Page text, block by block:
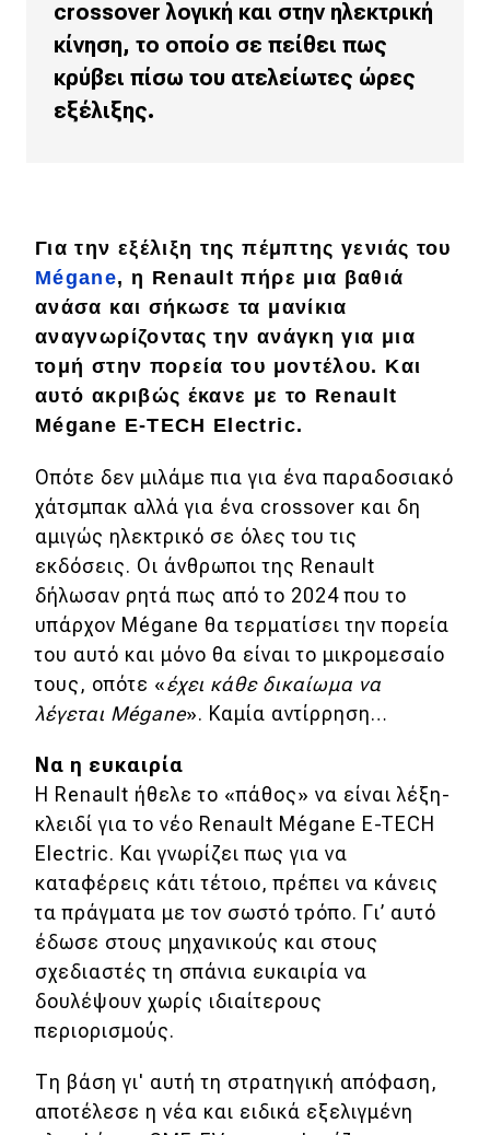
Main navigation
Επικαιρότητα
Νέα μοντέλα
Τεχνολογία
Ασφάλεια
Αγορά
Απόψεις
Test Drive
Δοκιμή
Αποστολή
Συγκρίνουμε
Αγώνες
WRC
Motorsport
Eco
Νέα
Τεχνολογία
Mobility
Σταθμοί φόρτισης
crossover λογική και στην ηλεκτρική
κίνηση, το οποίο σε πείθει πως
κρύβει πίσω του ατελείωτες ώρες
εξέλιξης.
Για την εξέλιξη της πέμπτης γενιάς του
Mégane, η Renault πήρε μια βαθιά
ανάσα και σήκωσε τα μανίκια
αναγνωρίζοντας την ανάγκη για μια
τομή στην πορεία του μοντέλου. Και
αυτό ακριβώς έκανε με το Renault
Mégane E-TECH Electric.
Οπότε δεν μιλάμε πια για ένα παραδοσιακό
χάτσμπακ αλλά για ένα crossover και δη
αμιγώς ηλεκτρικό σε όλες του τις
εκδόσεις. Οι άνθρωποι της Renault
δήλωσαν ρητά πως από το 2024 που το
υπάρχον Mégane θα τερματίσει την πορεία
του αυτό και μόνο θα είναι το μικρομεσαίο
τους, οπότε «έχει κάθε δικαίωμα να
λέγεται Mégane». Καμία αντίρρηση…
Να η ευκαιρία
Η Renault ήθελε το «πάθος» να είναι λέξη-
κλειδί για το νέο Renault Mégane E-TECH
Electric. Και γνωρίζει πως για να
καταφέρεις κάτι τέτοιο, πρέπει να κάνεις
τα πράγματα με τον σωστό τρόπο. Γι’ αυτό
έδωσε στους μηχανικούς και στους
σχεδιαστές τη σπάνια ευκαιρία να
δουλέψουν χωρίς ιδιαίτερους
περιορισμούς.
Τη βάση γι' αυτή τη στρατηγική απόφαση,
αποτέλεσε η νέα και ειδικά εξελιγμένη